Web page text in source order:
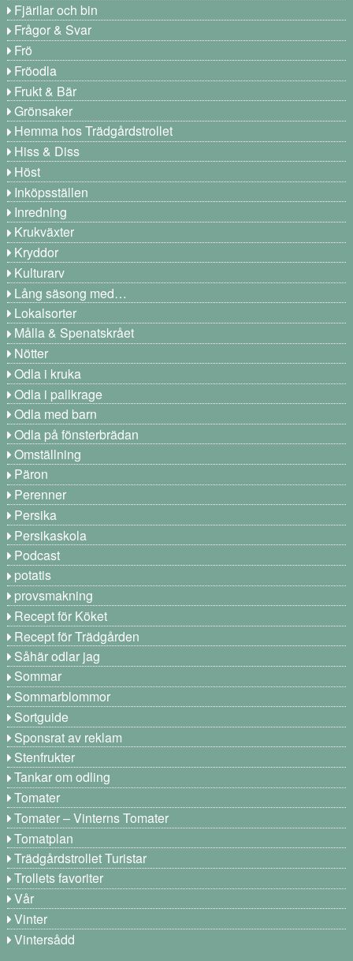
Fjärilar och bin
Frågor & Svar
Frö
Fröodla
Frukt & Bär
Grönsaker
Hemma hos Trädgårdstrollet
Hiss & Diss
Höst
Inköpsställen
Inredning
Krukväxter
Kryddor
Kulturarv
Lång säsong med…
Lokalsorter
Målla & Spenatskrået
Nötter
Odla i kruka
Odla i pallkrage
Odla med barn
Odla på fönsterbrädan
Omställning
Päron
Perenner
Persika
Persikaskola
Podcast
potatis
provsmakning
Recept för Köket
Recept för Trädgården
Såhär odlar jag
Sommar
Sommarblommor
Sortguide
Sponsrat av reklam
Stenfrukter
Tankar om odling
Tomater
Tomater – Vinterns Tomater
Tomatplan
Trädgårdstrollet Turistar
Trollets favoriter
Vår
Vinter
Vintersådd